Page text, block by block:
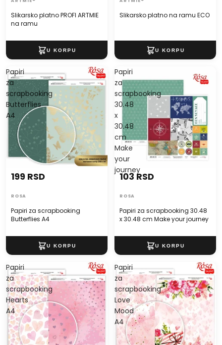
Slikarsko platno PROFI ARTMIE
na ramu
Slikarsko platno na ramu ECO
Papiri
za
scrapbooking
Butterflies
A4
Papiri za scrapbooking
Butterflies A4
199 RSD
ROSA
Papiri
za
scrapbooking
30.48
x
30.48
cm
Make
your
journey
Papiri za scrapbooking 30.48
x 30.48 cm Make your journey
103 RSD
ROSA
Papiri
za
scrapbooking
Hearts
A4
Papiri
za
scrapbooking
Love
Mood
A4